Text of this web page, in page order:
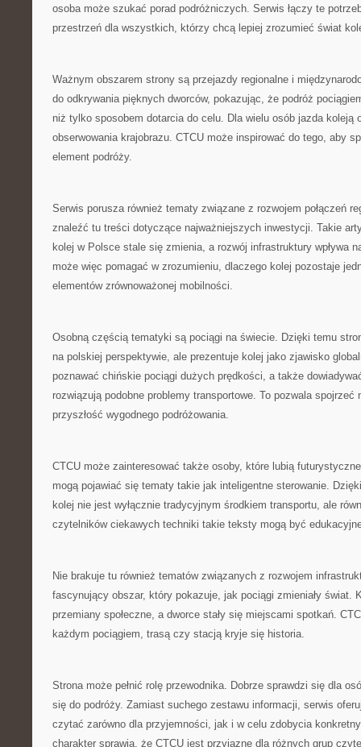
osoba może szukać porad podróżniczych. Serwis łączy te
przestrzeń dla wszystkich, którzy chcą lepiej zrozumieć świat
Ważnym obszarem strony są przejazdy regionalne i
do odkrywania pięknych dworców, pokazując, że podróż
niż tylko sposobem dotarcia do celu. Dla wielu osób jazda koleją
obserwowania krajobrazu. CTCU może inspirować do tego, aby
element podróży.
Serwis porusza również tematy związane z rozwojem połączeń
znaleźć tu treści dotyczące najważniejszych inwestycji. Takie
kolej w Polsce stale się zmienia, a rozwój infrastruktury wpływa
może więc pomagać w zrozumieniu, dlaczego kolej pozostaje
elementów zrównoważonej mobilności.
Osobną częścią tematyki są pociągi na świecie. Dzięki temu
na polskiej perspektywie, ale prezentuje kolej jako zjawisko
poznawać chińskie pociągi dużych prędkości, a także
rozwiązują podobne problemy transportowe. To pozwala
przyszłość wygodnego podróżowania.
CTCU może zainteresować także osoby, które lubią
mogą pojawiać się tematy takie jak inteligentne sterowanie.
kolej nie jest wyłącznie tradycyjnym środkiem transportu, ale
czytelników ciekawych techniki takie teksty mogą być
Nie brakuje tu również tematów związanych z rozwojem
fascynujący obszar, który pokazuje, jak pociągi zmieniały świat.
przemiany społeczne, a dworce stały się miejscami spotkań.
każdym pociągiem, trasą czy stacją kryje się historia.
Strona może pełnić rolę przewodnika. Dobrze sprawdzi się dla
się do podróży. Zamiast suchego zestawu informacji, serwis
czytać zarówno dla przyjemności, jak i w celu zdobycia
charakter sprawia, że CTCU jest przyjazne dla różnych grup